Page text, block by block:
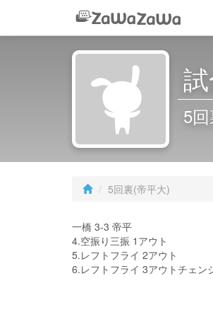
5
5回裏(帝平大)
一橋 3-3 帝平
4.空振り三振 1アウト
5.レフトフライ 2アウト
6.レフトフライ 3アウトチェン